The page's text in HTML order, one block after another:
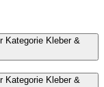
Kategorie Kleber &
Kategorie Kleber &